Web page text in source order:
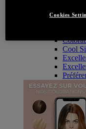
Coloration :
Age
Cool
Cookies